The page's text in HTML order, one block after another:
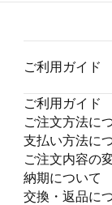
ご利用ガイド
ご利用ガイド
ご注文方法に
支払い方法に
ご注文内容の
納期について
交換・返品に